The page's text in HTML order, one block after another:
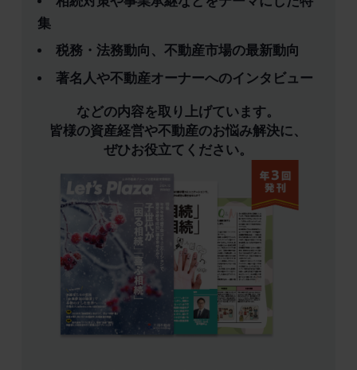
集
税務・法務動向、不動産市場の最新動向
著名人や不動産オーナーへのインタビュー
などの内容を取り上げています。
皆様の資産経営や不動産のお悩み解決に、
ぜひお役立てください。